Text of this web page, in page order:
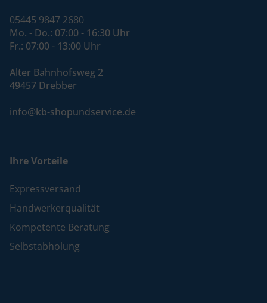
05445 9847 2680
Mo. - Do.: 07:00 - 16:30 Uhr
Fr.: 07:00 - 13:00 Uhr
Alter Bahnhofsweg 2
49457 Drebber
info@kb-shopundservice.de
Ihre Vorteile
Expressversand
Handwerkerqualität
Kompetente Beratung
Selbstabholung